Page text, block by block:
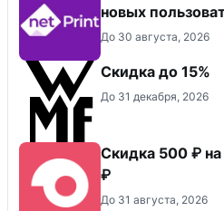
новых
До 30 августа, 2026
Скидка до 15%
До 31 декабря, 2026
Скидка 500 ₽
₽
До 31 августа, 2026